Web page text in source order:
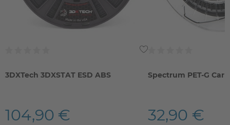
3DXTech 3DXSTAT ESD ABS
104,90 €
Spectrum PET-G
32,90 €